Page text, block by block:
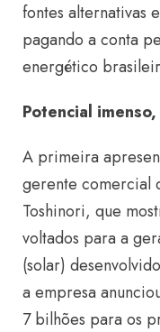
fontes alternativas
pagando a conta
energético
Potencial
A primeira
gerente comercial
Toshinori, que
voltados para a
(solar)
a empresa
7 bilhões para os